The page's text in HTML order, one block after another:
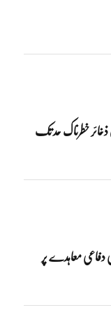
خطرناک حد تک
دفاعی معاہدے پر